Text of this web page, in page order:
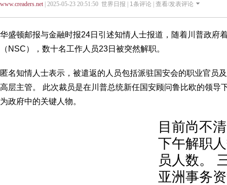
www.creaders.net| 2025-05-23 20:51:50 世界日报 | 1条评论 | 查看/发表评论
华盛顿邮报与金融时报24日引述知情人士报道，随着川普政府
（NSC），数十名工作人员23日被突然解职。
匿名知情人士表示，被遣返的人员包括派驻国安会的职业官员
高层主管。 此次裁员是在川普总统新任国安顾问鲁比欧的领导
为政府中的关键人物。
目前尚不
下午解职
员人数。
亚洲事务